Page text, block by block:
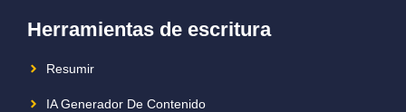
Herramientas de escritura
Resumir
IA Generador De Contenido